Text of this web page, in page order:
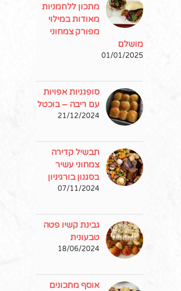
מתכון ללחמניות
מאודות במילוי
מפורק צמחוני
מושלם
01/01/2025
סופגניות אפויות
עם ריבה – בוכטל
21/12/2024
תבשיל קדירה
צמחוני עשיר
בסגנון בורגיניון
07/11/2024
גבינת קשיו פטה
טבעונית
18/06/2024
אוסף מתכונים